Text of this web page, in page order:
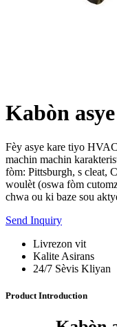
Kabòn
Fèy asye kare tiyo
machin machin
fòm: Pittsburgh, s cleat,
woulèt (oswa fòm
chwa ou ki baze sou
Send Inquiry
Livrezon vit
Kalite Asirans
24/7 Sèvis Kliyan
Product Introduction